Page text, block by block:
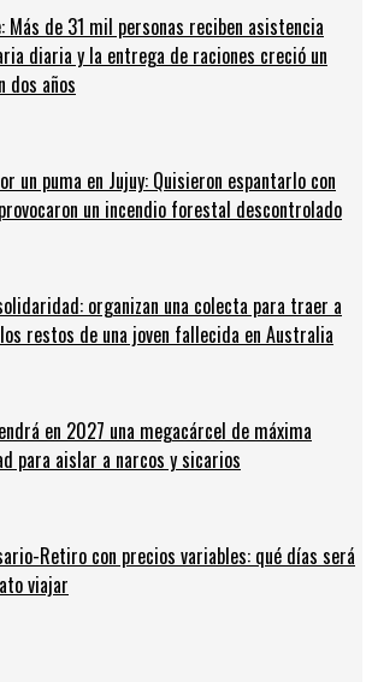
Más de 31 mil personas reciben asistencia
diaria y la entrega de raciones creció un
dos años
un puma en Jujuy: Quisieron espantarlo con
un incendio forestal descontrolado
organizan una colecta para traer a
restos de una joven fallecida en Australia
en 2027 una megacárcel de máxima
para aislar a narcos y sicarios
Retiro con precios variables: qué días será
viajar